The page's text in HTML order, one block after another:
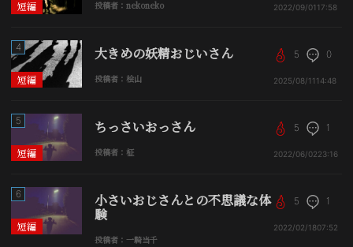
短編 投稿者：nekoneko 2022/09/01 17:58
短編
4 大きめの妖精おじいさん
投稿者：桧山
5 0
2025/08/11 14:48
短編
5 ちっさいおっさん
投稿者：柾
5 1
2022/06/0223:16
短編
6 小さいおじさんとの不思議な体
験
投稿者：一騎当千
5 1
2022/02/1807:52